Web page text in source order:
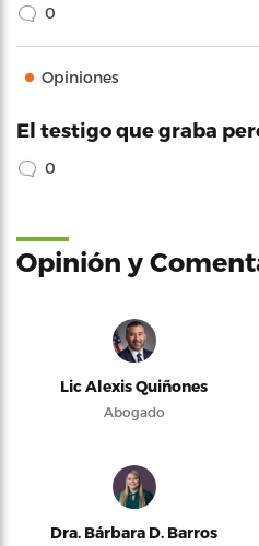
0
Opiniones
El testigo que graba
0
Opinión y
Lic Alexis Quiñones
Abogado
Dra. Bárbara D. Barros